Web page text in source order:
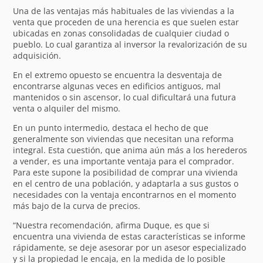
Una de las ventajas más habituales de las viviendas a la
venta que proceden de una herencia es que suelen estar
ubicadas en zonas consolidadas de cualquier ciudad o
pueblo. Lo cual garantiza al inversor la revalorización de su
adquisición.
En el extremo opuesto se encuentra la desventaja de
encontrarse algunas veces en edificios antiguos, mal
mantenidos o sin ascensor, lo cual dificultará una futura
venta o alquiler del mismo.
En un punto intermedio, destaca el hecho de que
generalmente son viviendas que necesitan una reforma
integral. Esta cuestión, que anima aún más a los herederos
a vender, es una importante ventaja para el comprador.
Para este supone la posibilidad de comprar una vivienda
en el centro de una población, y adaptarla a sus gustos o
necesidades con la ventaja encontrarnos en el momento
más bajo de la curva de precios.
“Nuestra recomendación, afirma Duque, es que si
encuentra una vivienda de estas características se informe
rápidamente, se deje asesorar por un asesor especializado
y si la propiedad le encaja, en la medida de lo posible